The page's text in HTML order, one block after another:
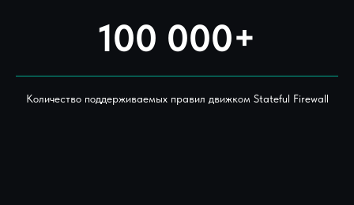
100 000+
Количество поддерживаемых правил движком Stateful Firewall